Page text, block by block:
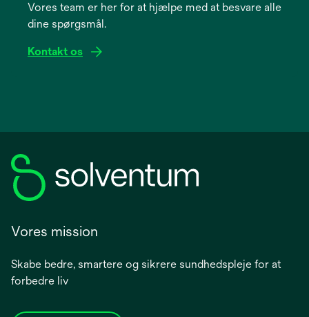
newVores team er her for at hjælpe med at besvare alle
dine spørgsmål.
Kontakt os
Vores mission
Skabe bedre, smartere og sikrere sundhedspleje for at
forbedre liv